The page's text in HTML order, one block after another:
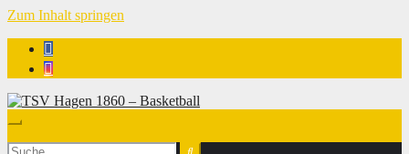
Zum Inhalt springen